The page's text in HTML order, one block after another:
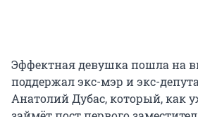
Эффектная девушка пошла на
поддержал экс-мэр и экс-
Анатолий Дубас, который, как